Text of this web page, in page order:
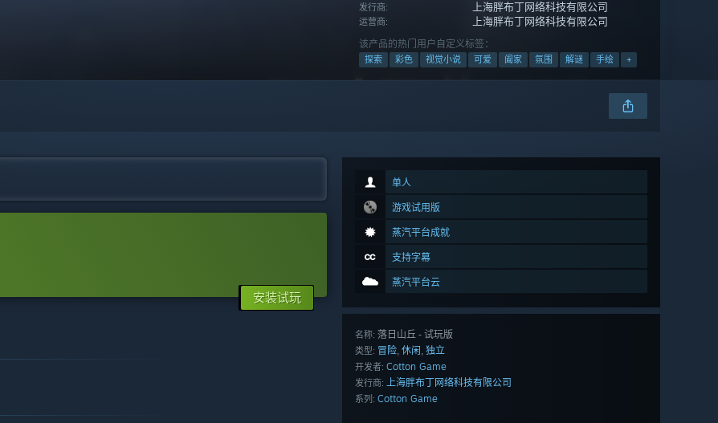
发行商: 上海胖布丁网络科技有限公司
运营商: 上海胖布丁网络科技有限公司
该产品的热门用户自定义标签：
探索 彩色 视觉小说 可爱 阖家 氛围 解谜 手绘 +
单人
游戏试用版
蒸汽平台成就
支持字幕
蒸汽平台云
名称: 落日山丘 - 试玩版
类型: 冒险, 休闲, 独立
开发者: Cotton Game
发行商: 上海胖布丁网络科技有限公司
系列: Cotton Game
安装试玩